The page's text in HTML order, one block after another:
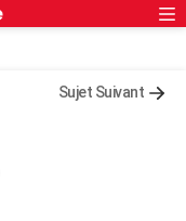
Sujet Suivant